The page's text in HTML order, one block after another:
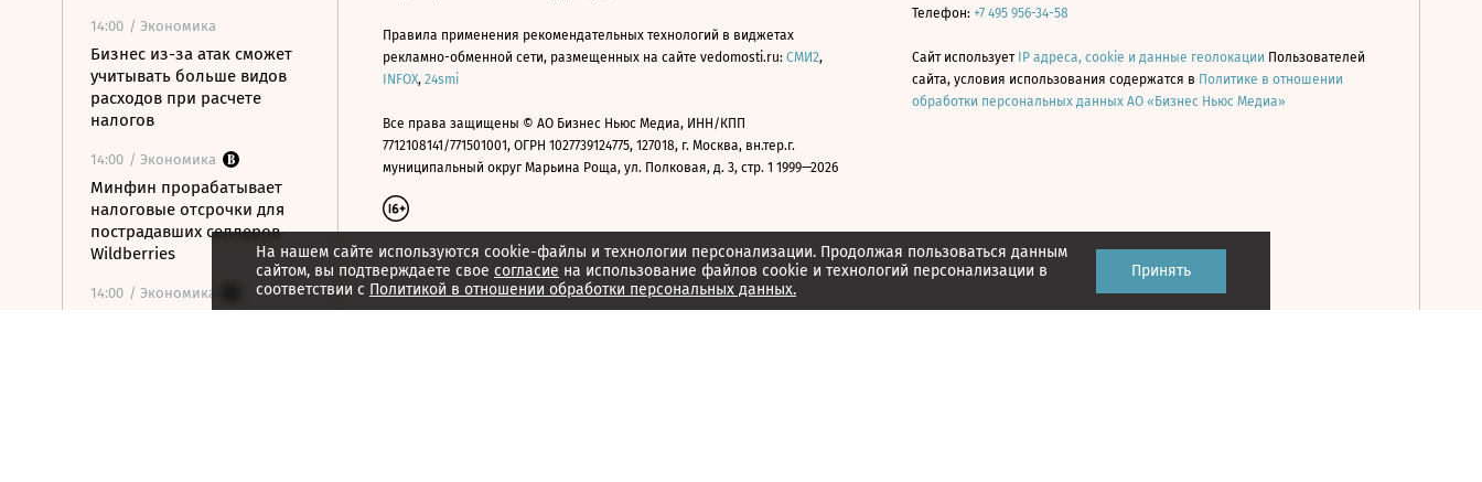
14:00 / Экономика
Бизнес из-за атак сможет
учитывать больше видов
расходов при расчете
налогов
14:00 / Экономика
Минфин прорабатывает
налоговые отсрочки для
пострадавших селлеров
Wildberries
14:00 / Экономика
На нашем сайте используются cookie-файлы и технологии персонализации. Продолжая пользоваться данным
сайтом, вы подтверждаете свое согласие на использование файлов cookie и технологий персонализации в
соответствии с Политикой в отношении обработки персональных данных.
Принять
Правила применения рекомендательных технологий в виджетах
рекламно-обменной сети, размещенных на сайте vedomosti.ru: СМИ2,
INFOX, 24smi
Все права защищены © АО Бизнес Ньюс Медиа, ИНН/КПП
7712108141/771501001, ОГРН 1027739124775, 127018, г. Москва, вн.тер.г.
муниципальный округ Марьина Роща, ул. Полковая, д. 3, стр. 1 1999—2026
Телефон: +7 495 956-34-58
Сайт использует IP адреса, cookie и данные геолокации Пользователей
сайта, условия использования содержатся в Политике в отношении
обработки персональных данных АО «Бизнес Ньюс Медиа»